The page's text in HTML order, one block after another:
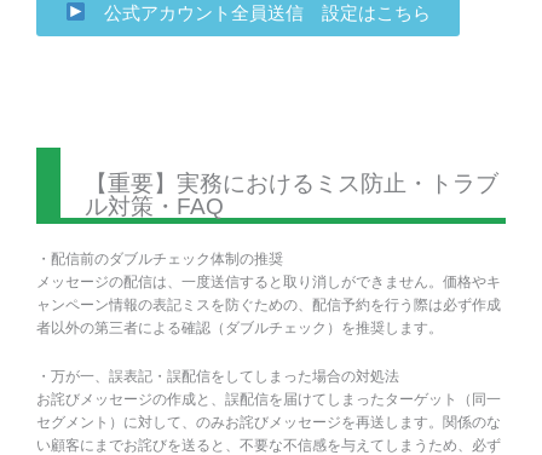
公式アカウント全員送信 設定はこちら
【重要】実務におけるミス防止・トラブ
ル対策・FAQ
・配信前のダブルチェック体制の推奨
メッセージの配信は、一度送信すると取り消しができません。価格やキ
ャンペーン情報の表記ミスを防ぐための、配信予約を行う際は必ず作成
者以外の第三者による確認（ダブルチェック）を推奨します。
・万が一、誤表記・誤配信をしてしまった場合の対処法
お詫びメッセージの作成と、誤配信を届けてしまったターゲット（同一
セグメント）に対して、のみお詫びメッセージを再送します。関係のな
い顧客にまでお詫びを送ると、不要な不信感を与えてしまうため、必ず